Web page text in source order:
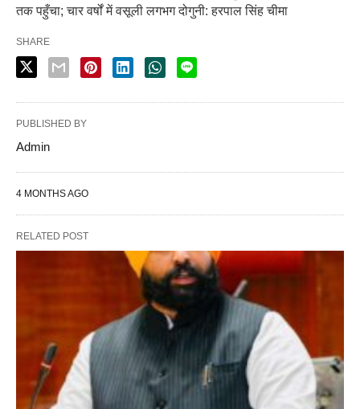
तक पहुँचा; चार वर्षों में वसूली लगभग दोगुनी: हरपाल सिंह चीमा
SHARE
PUBLISHED BY
Admin
4 MONTHS AGO
RELATED POST